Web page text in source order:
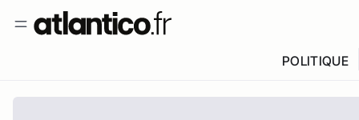
POLITIQUE